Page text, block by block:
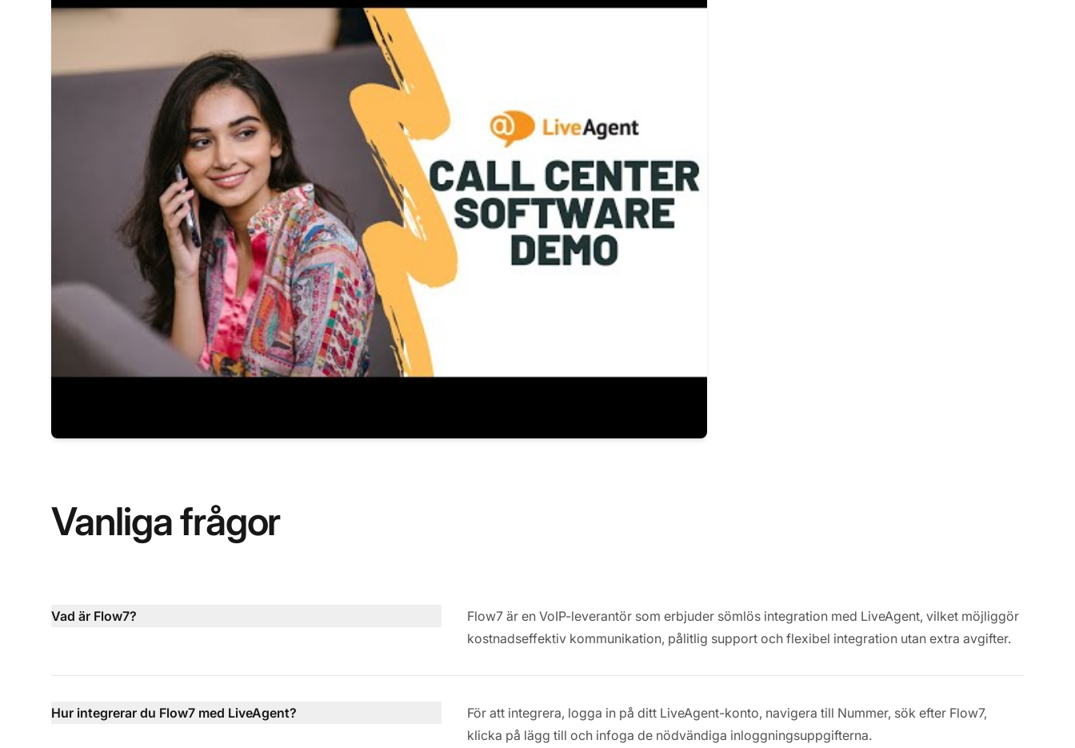
Vanliga frågor
Vad är Flow7?
Flow7 är en VoIP-leverantör som erbjuder sömlös integration med LiveAgent, vilket möjliggör
kostnadseffektiv kommunikation, pålitlig support och flexibel integration utan extra avgifter.
Hur integrerar du Flow7 med LiveAgent?
För att integrera, logga in på ditt LiveAgent-konto, navigera till Nummer, sök efter Flow7,
klicka på lägg till och infoga de nödvändiga inloggningsuppgifterna.